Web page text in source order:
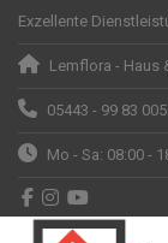
Exzellente
Lemflora - Haus
05443 - 99 83 005
Mo - Sa: 08:00 -